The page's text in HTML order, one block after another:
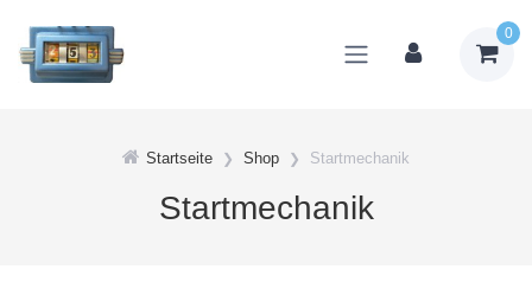
0
Startseite Shop Startmechanik
Startmechanik